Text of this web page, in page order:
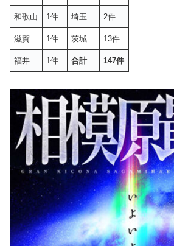
和歌山 1件 埼玉 2件
滋賀 1件 茨城 13件
福井 1件 合計 147件